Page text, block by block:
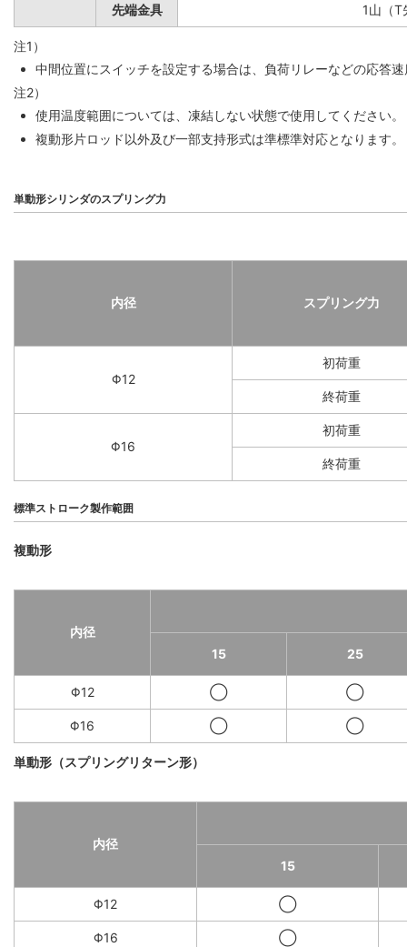
先端金具 1山（
注1）
中間位置にスイッチを設定する場合は、負荷リレーなどの応答
注2）
使用温度範囲については、凍結しない状態で使用してください。
複動形片ロッド以外及び一部支持形式は準標準対応となります。
単動形シリンダのスプリング力
内径 スプリング力
Φ12
初荷重
終荷重
Φ16
初荷重
終荷重
標準ストローク製作範囲
複動形
内径
15
25
Φ12 ◯ ◯
Φ16 ◯ ◯
単動形（スプリングリターン形）
内径
15
Φ12 ◯
Φ16 ◯